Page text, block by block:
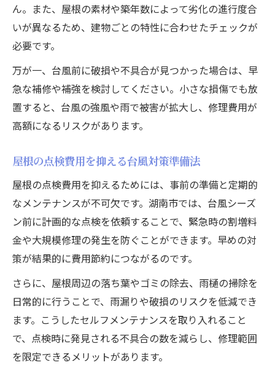
ん。また、屋根の素材や築年数によって劣化の進行度合
いが異なるため、建物ごとの特性に合わせたチェックが
必要です。
万が一、台風前に破損や不具合が見つかった場合は、早
急な補修や補強を検討してください。小さな損傷でも放
置すると、台風の強風や雨で被害が拡大し、修理費用が
高額になるリスクがあります。
屋根の点検費用を抑える台風対策準備法
屋根の点検費用を抑えるためには、事前の準備と定期的
なメンテナンスが不可欠です。湖南市では、台風シーズ
ン前に計画的な点検を依頼することで、緊急時の割増料
金や大規模修理の発生を防ぐことができます。早めの対
策が結果的に費用節約につながるのです。
さらに、屋根周辺の落ち葉やゴミの除去、雨樋の掃除を
日常的に行うことで、雨漏りや破損のリスクを低減でき
ます。こうしたセルフメンテナンスを取り入れること
で、点検時に発見される不具合の数を減らし、修理範囲
を限定できるメリットがあります。